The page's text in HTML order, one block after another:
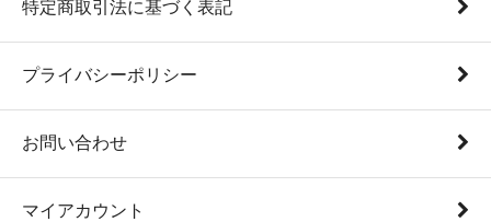
特定商取引法に基づく表記
プライバシーポリシー
お問い合わせ
マイアカウント